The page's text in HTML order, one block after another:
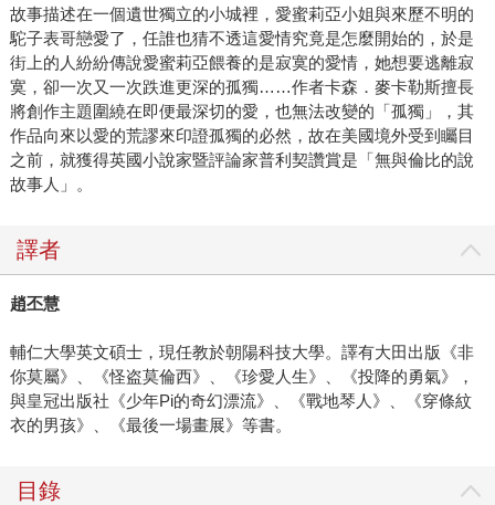
故事描述在一個遺世獨立的小城裡，愛蜜莉亞小姐與來歷不明的
駝子表哥戀愛了，任誰也猜不透這愛情究竟是怎麼開始的，於是
街上的人紛紛傳說愛蜜莉亞餵養的是寂寞的愛情，她想要逃離寂
寞，卻一次又一次跌進更深的孤獨……作者卡森．麥卡勒斯擅長
將創作主題圍繞在即便最深切的愛，也無法改變的「孤獨」，其
作品向來以愛的荒謬來印證孤獨的必然，故在美國境外受到矚目
之前，就獲得英國小說家暨評論家普利契讚賞是「無與倫比的說
故事人」。
譯者
趙丕慧
輔仁大學英文碩士，現任教於朝陽科技大學。譯有大田出版《非
你莫屬》、《怪盗莫倫西》、《珍愛人生》、《投降的勇氣》，
與皇冠出版社《少年Pi的奇幻漂流》、《戰地琴人》、《穿條紋
衣的男孩》、《最後一場畫展》等書。
目錄